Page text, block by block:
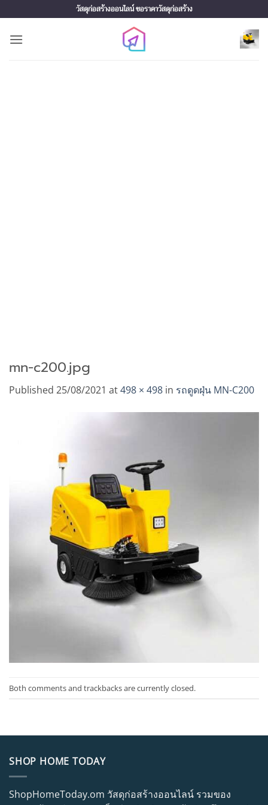
to
content
วัสดุก่อสร้างออนไลน์ ขอราคาวัสดุก่อสร้าง
mn-c200.jpg
Published 25/08/2021 at498 × 498 in รถดูดฝุ่น MN-C200
Both comments and trackbacks are currently closed.
SHOP HOME TODAY
ShopHomeToday.om วัสดุก่อสร้างออนไลน์ รวมของ